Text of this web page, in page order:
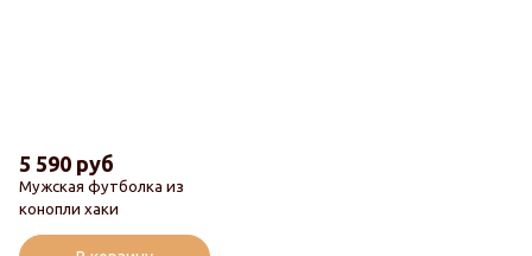
Популярный
Мужская футболка из
конопли хаки
5 590 руб